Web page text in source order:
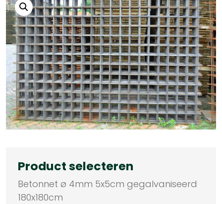
Product selecteren
Betonnet ø 4mm 5x5cm gegalvaniseerd
180x180cm